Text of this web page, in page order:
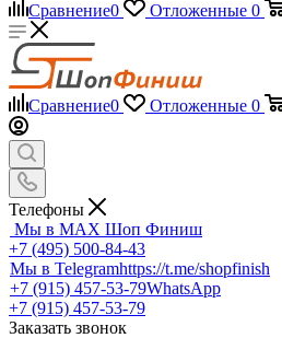
Сравнение0 Отложенные 0
Сравнение0 Отложенные 0
Телефоны
Мы в MAX Шоп Финиш
+7 (495) 500-84-43
Мы в Telegramhttps://t.me/shopfinish
+7 (915) 457-53-79WhatsApp
+7 (915) 457-53-79
Заказать звонок